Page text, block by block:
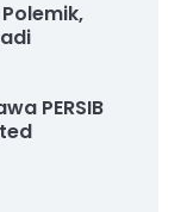
PERSIB